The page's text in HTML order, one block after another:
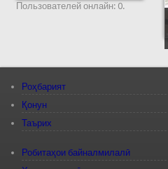
Пользователей онлайн: 0.
Роҳбарият
Қонун
Таърих
Робитаҳои байналмилалӣ